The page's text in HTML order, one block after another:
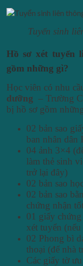
Tuyển sinh
Hồ sơ xét tuyển
gồm những gì?
Học viên có nhu
dưỡng – Trường
bị hồ sơ gồm
02 bản sao
ban nhân dân
04 ảnh 3×4
làm thẻ sinh
trở lại đây)
02 bản sao
02 bản sao
chứng nhận
01 giấy
xét tuyển
02 Phong bì
thoại (để nhà
Các giấy tờ